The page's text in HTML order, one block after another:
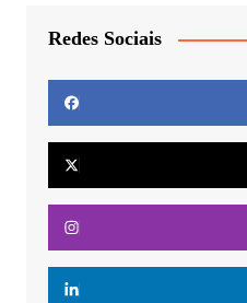
Redes Sociais